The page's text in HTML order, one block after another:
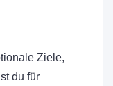
Ziele,
du für